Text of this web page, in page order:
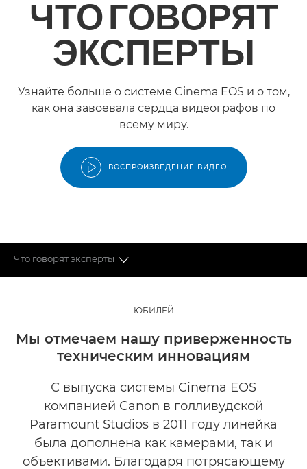
ЧТО ГОВОРЯТ
ЭКСПЕРТЫ
Узнайте больше о системе Cinema EOS и о том,
как она завоевала сердца видеографов по
всему миру.
ВОСПРОИЗВЕДЕНИЕ ВИДЕО
Что говорят эксперты
ЮБИЛЕЙ
Мы отмечаем нашу приверженность
техническим инновациям
С выпуска системы Cinema EOS
компанией Canon в голливудской
Paramount Studios в 2011 году линейка
была дополнена как камерами, так и
объективами. Благодаря потрясающему